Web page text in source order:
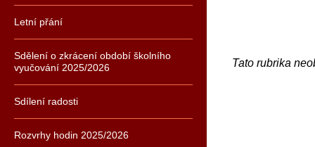
Letní přání
Sdělení o zkrácení období školního
vyučování 2025/2026
Sdílení radosti
Rozvrhy hodin 2025/2026
Tato rubrika